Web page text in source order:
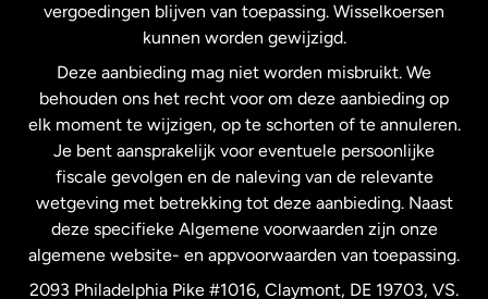
Nederland
Nieuw-Zeeland
Spanje
Verenigd Koninkrijk
Verenigde Staten English
vergoedingen blijven van toepassing. Wisselkoersen
kunnen worden gewijzigd.
Deze aanbieding mag niet worden misbruikt. We
behouden ons het recht voor om deze aanbieding op
elk moment te wijzigen, op te schorten of te annuleren.
Je bent aansprakelijk voor eventuele persoonlijke
fiscale gevolgen en de naleving van de relevante
wetgeving met betrekking tot deze aanbieding. Naast
deze specifieke Algemene voorwaarden zijn onze
algemene website- en appvoorwaarden van toepassing.
2093 Philadelphia Pike #1016, Claymont, DE 19703, VS.